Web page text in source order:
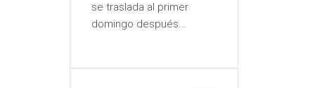
se traslada al primer
domingo después...